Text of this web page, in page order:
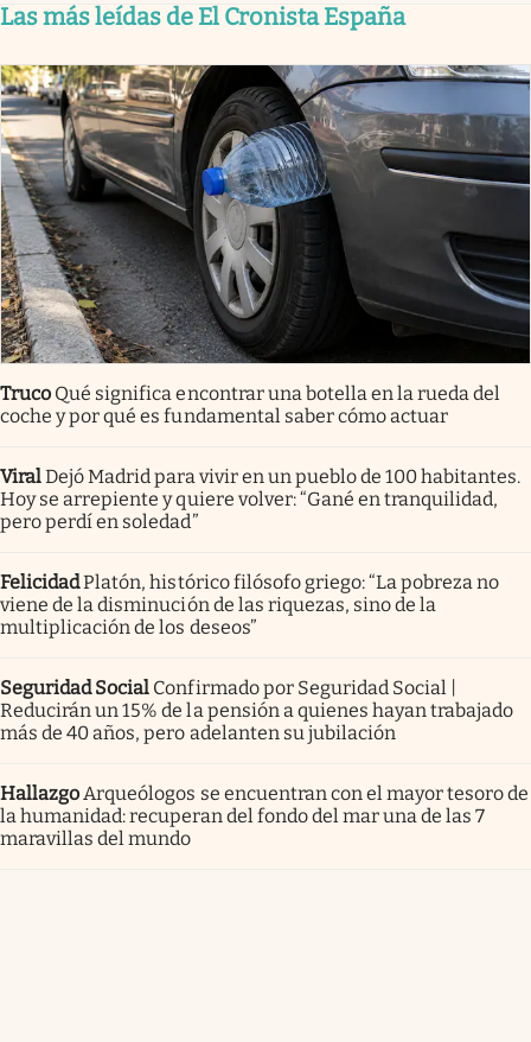
Las más leídas de El Cronista España
Truco Qué significa encontrar una botella en la rueda del
coche y por qué es fundamental saber cómo actuar
ViralDejó Madrid para vivir en un pueblo de 100 habitantes.
Hoy se arrepiente y quiere volver: “Gané en tranquilidad,
pero perdí en soledad”
FelicidadPlatón, histórico filósofo griego: “La pobreza no
viene de la disminución de las riquezas, sino de la
multiplicación de los deseos”
Seguridad Social Confirmado por Seguridad Social |
Reducirán un 15% de la pensión a quienes hayan trabajado
más de 40 años, pero adelanten su jubilación
Hallazgo Arqueólogos se encuentran con el mayor tesoro de
la humanidad: recuperan del fondo del mar una de las 7
maravillas del mundo